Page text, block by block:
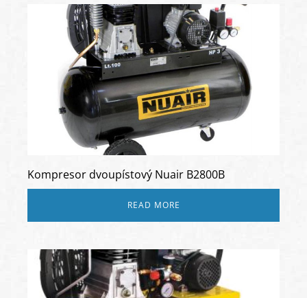
Kompresor dvoupístový Nuair B2800B
READ MORE